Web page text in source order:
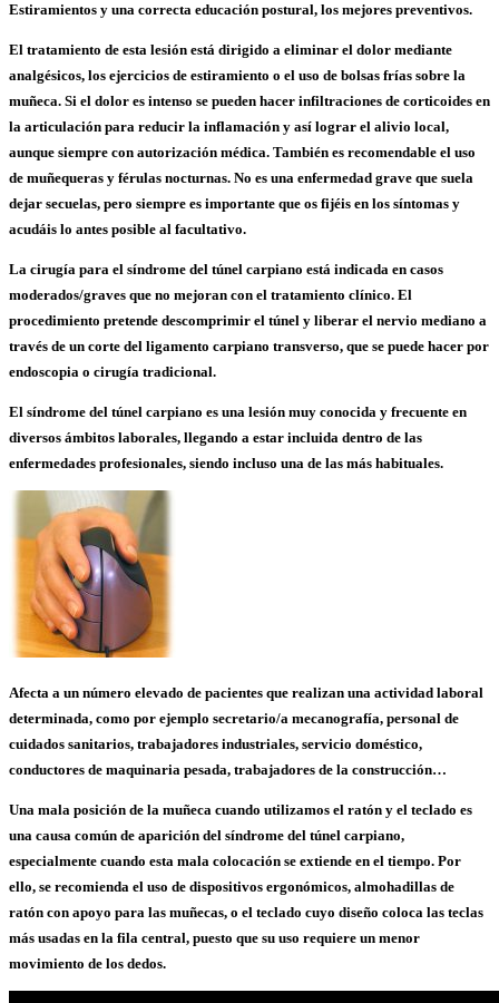
Estiramientos y una correcta educación postural, los mejores preventivos.
El tratamiento de esta lesión está dirigido a eliminar el dolor mediante
analgésicos, los ejercicios de estiramiento o el uso de bolsas frías sobre la
muñeca. Si el dolor es intenso se pueden hacer infiltraciones de corticoides en
la articulación para reducir la inflamación y así lograr el alivio local,
aunque siempre con autorización médica. También es recomendable el uso
de muñequeras y férulas nocturnas. No es una enfermedad grave que suela
dejar secuelas, pero siempre es importante que os fijéis en los síntomas y
acudáis lo antes posible al facultativo.
La cirugía para el síndrome del túnel carpiano está indicada en casos
moderados/graves que no mejoran con el tratamiento clínico. El
procedimiento pretende descomprimir el túnel y liberar el nervio mediano a
través de un corte del ligamento carpiano transverso, que se puede hacer por
endoscopia o cirugía tradicional.
El síndrome del túnel carpiano es una lesión muy conocida y frecuente en
diversos ámbitos laborales, llegando a estar incluida dentro de las
enfermedades profesionales, siendo incluso una de las más habituales.
Afecta a un número elevado de pacientes que realizan una actividad laboral
determinada, como por ejemplo secretario/a mecanografía, personal de
cuidados sanitarios, trabajadores industriales, servicio doméstico,
conductores de maquinaria pesada, trabajadores de la construcción…
Una mala posición de la muñeca cuando utilizamos el ratón y el teclado es
una causa común de aparición del síndrome del túnel carpiano,
especialmente cuando esta mala colocación se extiende en el tiempo. Por
ello, se recomienda el uso de dispositivos ergonómicos, almohadillas de
ratón con apoyo para las muñecas, o el teclado cuyo diseño coloca las teclas
más usadas en la fila central, puesto que su uso requiere un menor
movimiento de los dedos.